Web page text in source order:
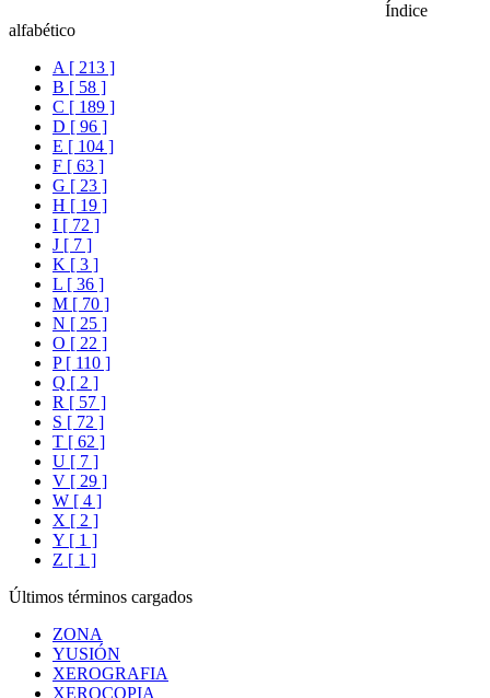
Índice
alfabético
A [ 213 ]
B [ 58 ]
C [ 189 ]
D [ 96 ]
E [ 104 ]
F [ 63 ]
G [ 23 ]
H [ 19 ]
I [ 72 ]
J [ 7 ]
K [ 3 ]
L [ 36 ]
M [ 70 ]
N [ 25 ]
O [ 22 ]
P [ 110 ]
Q [ 2 ]
R [ 57 ]
S [ 72 ]
T [ 62 ]
U [ 7 ]
V [ 29 ]
W [ 4 ]
X [ 2 ]
Y [ 1 ]
Z [ 1 ]
Últimos términos cargados
ZONA
YUSIÓN
XEROGRAFIA
XEROCOPIA